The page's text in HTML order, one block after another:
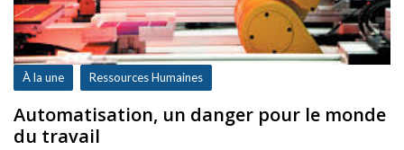
À la une Ressources Humaines
Automatisation, un danger pour le monde
du travail